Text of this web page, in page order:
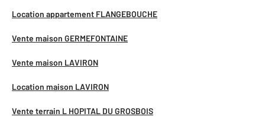
Location appartement FLANGEBOUCHE
Vente maison GERMEFONTAINE
Vente maison LAVIRON
Location maison LAVIRON
Vente terrain L HOPITAL DU GROSBOIS